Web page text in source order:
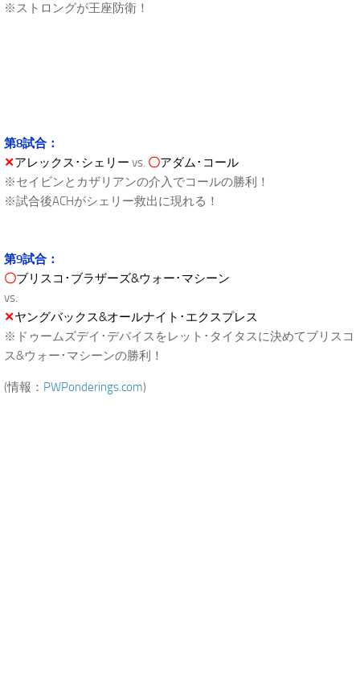
※ストロングが王座防衛！
第8試合：
✕アレックス･シェリー vs. 〇アダム･コール
※セイビンとカザリアンの介入でコールの勝利！
※試合後ACHがシェリー救出に現れる！
第9試合：
〇ブリスコ･ブラザーズ&ウォー･マシーン
vs.
✕ヤングバックス&オールナイト･エクスプレス
※ドゥームズデイ･デバイスをレット･タイタスに決めてブリスコ
ス&ウォー･マシーンの勝利！
(情報： PWPonderings.com)